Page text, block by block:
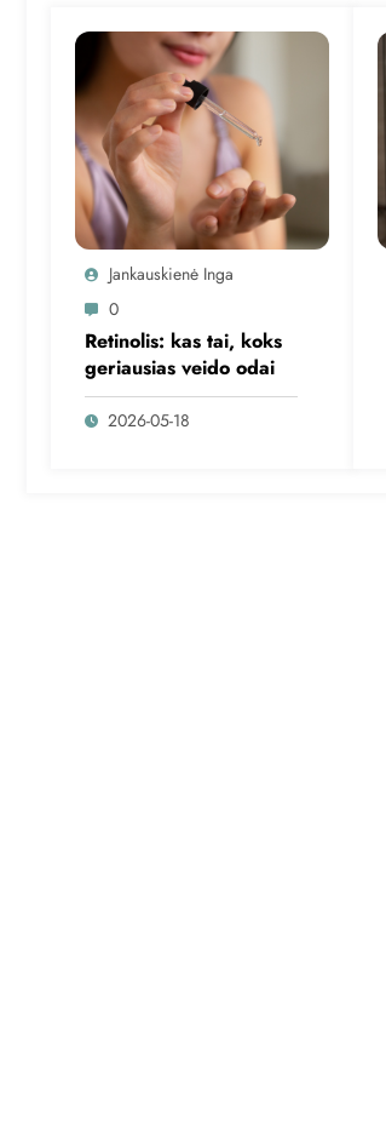
Jankauskienė Inga
0
Retinolis: kas tai, koks
geriausias veido odai
2026-05-18